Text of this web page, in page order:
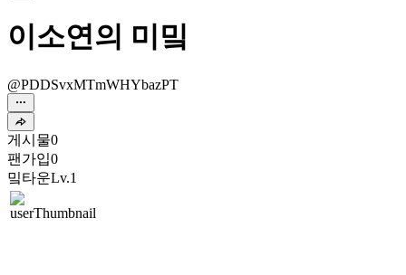
이소연의 미밐
@PDDSvxMTmWHYbazPT
게시물0
팬가입0
밐타운Lv.1